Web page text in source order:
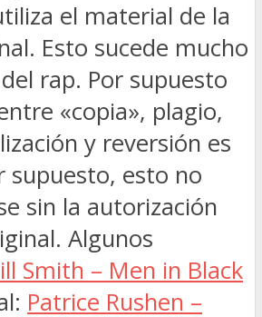
el material de la
Esto sucede mucho
rap. Por supuesto
«copia», plagio,
y reversión es
supuesto, esto no
sin la autorización
Algunos
Smith – Men in Black
Patrice Rushen –